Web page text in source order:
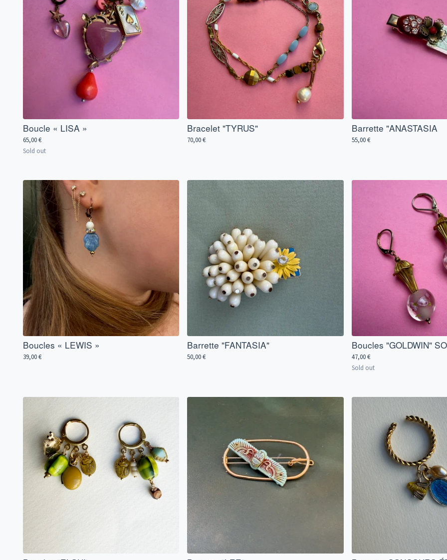
Boucle « LISA »
65,00€
Sold out
Bracelet "TYRUS"
70,00€
Barrette "ANASTASIA
55,00€
Boucles « LEWIS »
39,00€
Barrette "FANTASIA"
50,00€
Boucles "GOLDWIN"
47,00€
Sold out